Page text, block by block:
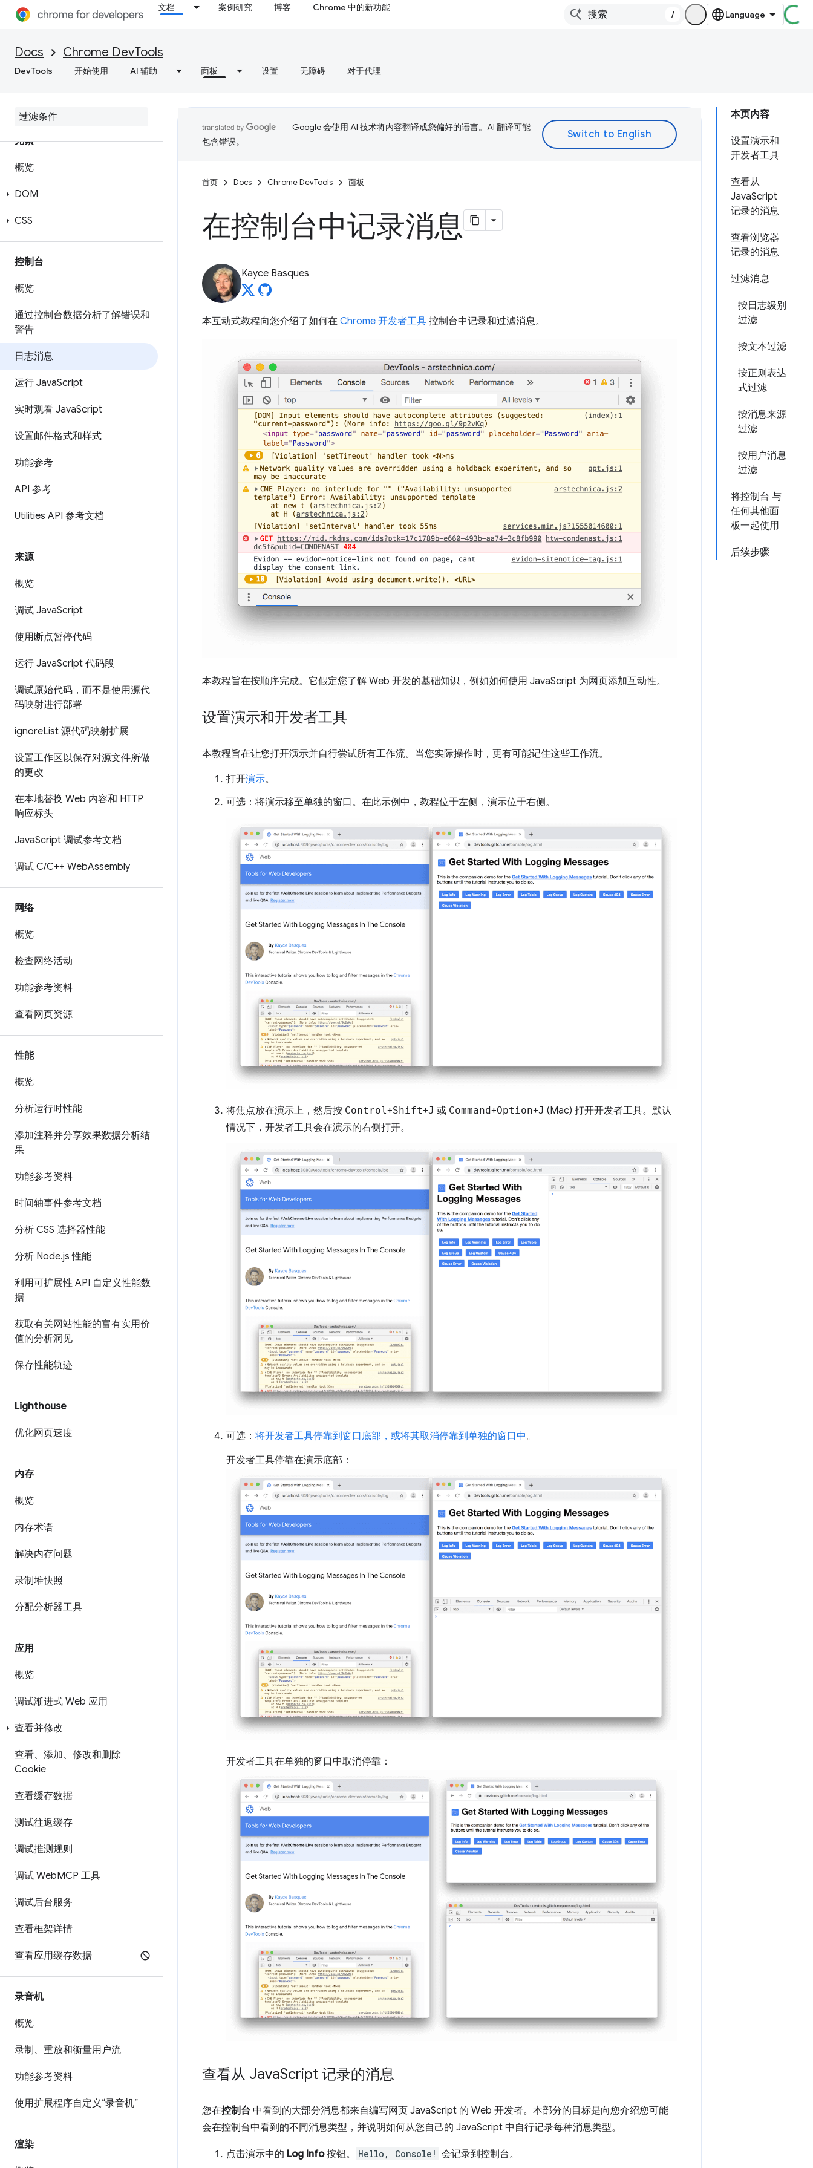
文档 案例研究 博客 Chrome 中的新功能
/
Docs Chrome DevTools
DevTools 开始使用 AI 辅助 面板 设置 无障碍 对于代理
元素
概览
DOM
CSS
控制台
概览
通过控制台数据分析了解错误和
警告
日志消息
运行 JavaScript
实时观看 JavaScript
设置邮件格式和样式
功能参考
API 参考
Utilities API 参考文档
来源
概览
调试 JavaScript
使用断点暂停代码
运行 JavaScript 代码段
调试原始代码，而不是使用源代
码映射进行部署
ignoreList 源代码映射扩展
设置工作区以保存对源文件所做
的更改
在本地替换 Web 内容和 HTTP
响应标头
JavaScript 调试参考文档
调试 C/C++ WebAssembly
网络
概览
检查网络活动
功能参考资料
查看网页资源
性能
概览
分析运行时性能
添加注释并分享效果数据分析结
果
功能参考资料
时间轴事件参考文档
分析 CSS 选择器性能
分析 Node.js 性能
利用可扩展性 API 自定义性能数
据
获取有关网站性能的富有实用价
值的分析洞见
保存性能轨迹
Lighthouse
优化网页速度
内存
概览
内存术语
解决内存问题
录制堆快照
分配分析器工具
应用
概览
调试渐进式 Web 应用
查看并修改
查看、添加、修改和删除
Cookie
查看缓存数据
测试往返缓存
调试推测规则
调试 WebMCP 工具
调试后台服务
查看框架详情
查看应用缓存数据
录音机
概览
录制、重放和衡量用户流
功能参考资料
使用扩展程序自定义“录音机”
渲染
本页内容
设置演示和
开发者工具
查看从
JavaScript
记录的消息
查看浏览器
记录的消息
过滤消息
按日志级别
过滤
按文本过滤
按正则表达
式过滤
按消息来源
过滤
按用户消息
过滤
将控制台 与
任何其他面
板一起使用
后续步骤
Google 会使用 AI 技术将内容翻译成您偏好的语言。AI 翻译可能
包含错误。
首页 Docs Chrome DevTools 面板
在控制台中记录消息
Kayce Basques
本互动式教程向您介绍了如何在 Chrome 开发者工具 控制台中记录和过滤消息。
本教程旨在按顺序完成。它假定您了解 Web 开发的基础知识，例如如何使用 JavaScript 为网页添加互动性。
设置演示和开发者工具
本教程旨在让您打开演示并自行尝试所有工作流。当您实际操作时，更有可能记住这些工作流。
打开演示。
可选：将演示移至单独的窗口。在此示例中，教程位于左侧，演示位于右侧。
将焦点放在演示上，然后按 Control+Shift+J 或 Command+Option+J (Mac) 打开开发者工具。默认
情况下，开发者工具会在演示的右侧打开。
可选： 将开发者工具停靠到窗口底部，或将其取消停靠到单独的窗口中。
开发者工具停靠在演示底部：
开发者工具在单独的窗口中取消停靠：
查看从 JavaScript 记录的消息
您在控制台 中看到的大部分消息都来自编写网页 JavaScript 的 Web 开发者。本部分的目标是向您介绍您可能
会在控制台中看到的不同消息类型，并说明如何从您自己的 JavaScript 中自行记录每种消息类型。
点击演示中的 Log Info按钮。 Hello, Console! 会记录到控制台。